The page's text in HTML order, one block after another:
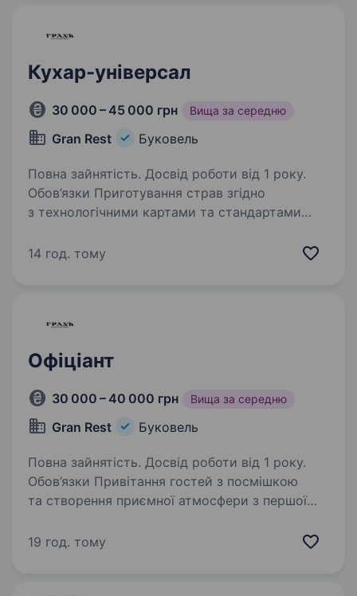
Кухар-універсал
30 000 – 45 000 грн Вища за середню
Gran Rest Буковель
Повна зайнятість. Досвід роботи від 1 року.
Обов’язки Приготування страв згідно
з технологічними картами та стандартами
Дотримання санітарних норм Брати участь
14 год. тому
Офіціант
30 000 – 40 000 грн Вища за середню
Gran Rest Буковель
Повна зайнятість. Досвід роботи від 1 року.
Обов’язки Привітання гостей з посмішкою
та створення приємної атмосфери з першої
відповідно до стандартів сервісу Підтримка
19 год. тому